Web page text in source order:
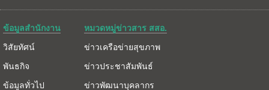
ข้อมูลสำนักงาน
วิสัยทัศน์
พันธกิจ
ข้อมูลทั่วไป
หมวดหมู่ข่าวสาร สสอ.
ข่าวเครือข่ายสุขภาพ
ข่าวประชาสัมพันธ์
ข่าวพัฒนาบุคลากร